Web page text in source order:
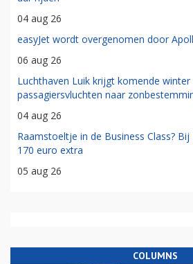
04 aug 26
easyJet wordt overgenomen door
06 aug 26
Luchthaven Luik krijgt komende winter
passagiersvluchten naar
04 aug 26
Raamstoeltje in de Business Class?
170 euro extra
05 aug 26
COLUMNS